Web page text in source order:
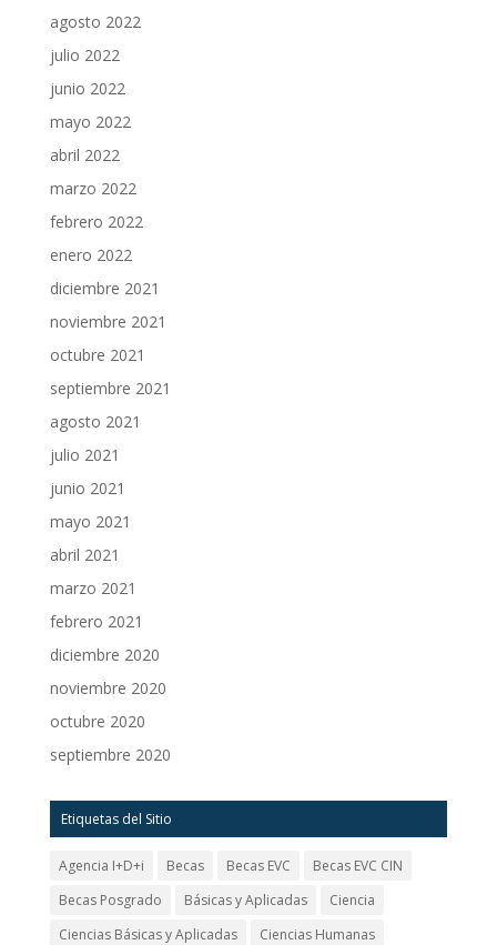
agosto 2022
julio 2022
junio 2022
mayo 2022
abril 2022
marzo 2022
febrero 2022
enero 2022
diciembre 2021
noviembre 2021
octubre 2021
septiembre 2021
agosto 2021
julio 2021
junio 2021
mayo 2021
abril 2021
marzo 2021
febrero 2021
diciembre 2020
noviembre 2020
octubre 2020
septiembre 2020
Etiquetas del Sitio
Agencia I+D+i Becas Becas EVC
Becas EVC CIN
Becas Posgrado
Básicas y Aplicadas
Ciencia
Ciencias Básicas y Aplicadas
Ciencias Humanas